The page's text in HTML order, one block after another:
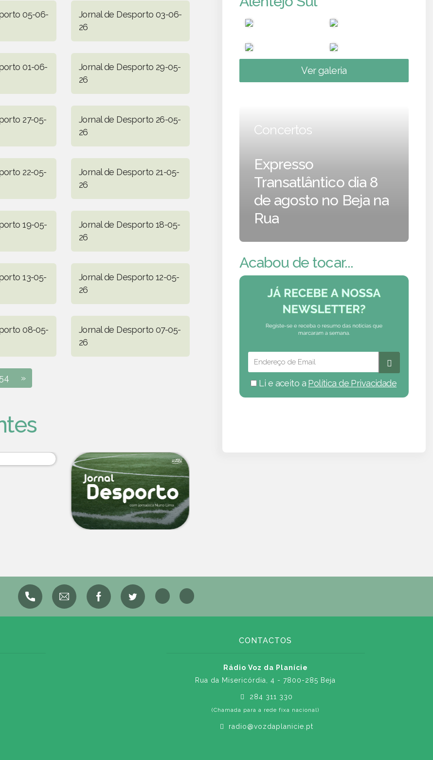
05-06-
Jornal de Desporto 03-06-
26
01-06-
Jornal de Desporto 29-05-
26
27-05-
Jornal de Desporto 26-05-
26
22-05-
Jornal de Desporto 21-05-
26
19-05-
Jornal de Desporto 18-05-
26
13-05-
Jornal de Desporto 12-05-
26
08-05-
Jornal de Desporto 07-05-
26
54 »
Ver galeria
Concertos
Expresso
Transatlântico dia 8
de agosto no Beja na
Rua
Acabou de tocar...
Li e aceito a Política de Privacidade
CONTACTOS
Rádio Voz da Planície
Rua da Misericórdia, 4 - 7800-285 Beja
284 311 330
(Chamada para a rede fixa nacional)
radio@vozdaplanicie.pt